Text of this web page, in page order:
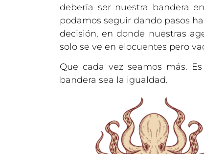
debería ser nuestra bandera
podamos seguir dando pasos
decisión, en donde nuestras
solo se ve en elocuentes pero
Que cada vez seamos más.
bandera sea la igualdad.